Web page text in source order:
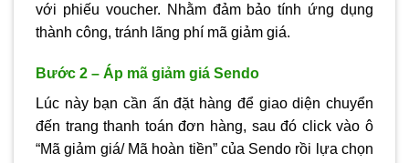
với phiếu voucher. Nhằm đảm bảo tính ứng dụng
thành công, tránh lãng phí mã giảm giá.
Bước 2 – Áp mã giảm giá Sendo
Lúc này bạn cần ấn đặt hàng để giao diện chuyển
đến trang thanh toán đơn hàng, sau đó click vào ô
“Mã giảm giá/ Mã hoàn tiền” của Sendo rồi lựa chọn